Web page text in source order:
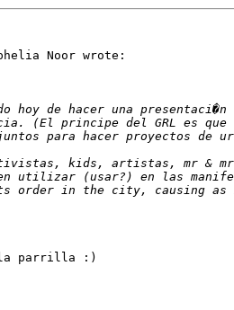
Noor wrote:
la parrilla :)